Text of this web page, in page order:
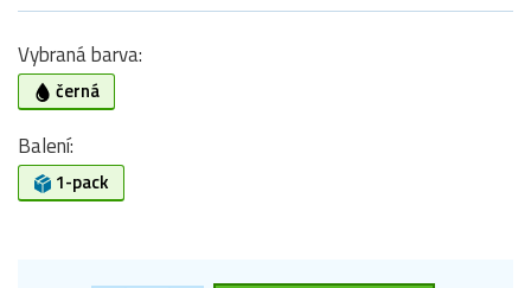
Vybraná barva:
černá
Balení:
1-pack